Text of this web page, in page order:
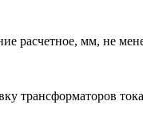
расчетное, мм, не
трансформаторов